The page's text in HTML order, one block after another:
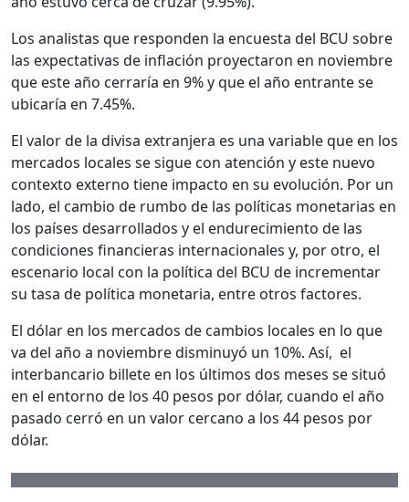
Los analistas que responden la encuesta del BCU sobre
las expectativas de inflación proyectaron en noviembre
que este año cerraría en 9% y que el año entrante se
ubicaría en 7.45%.
El valor de la divisa extranjera es una variable que en los
mercados locales se sigue con atención y este nuevo
contexto externo tiene impacto en su evolución. Por un
lado, el cambio de rumbo de las políticas monetarias en
los países desarrollados y el endurecimiento de las
condiciones financieras internacionales y, por otro, el
escenario local con la política del BCU de incrementar
su tasa de política monetaria, entre otros factores.
El dólar en los mercados de cambios locales en lo que
va del año a noviembre disminuyó un 10%. Así, el
interbancario billete en los últimos dos meses se situó
en el entorno de los 40 pesos por dólar, cuando el año
pasado cerró en un valor cercano a los 44 pesos por
dólar.